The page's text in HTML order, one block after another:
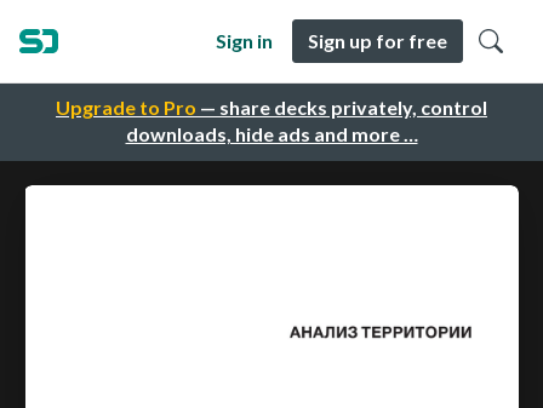
Upgrade to Pro — share decks privately, control
downloads, hide ads and more …
Sign in Sign up for free